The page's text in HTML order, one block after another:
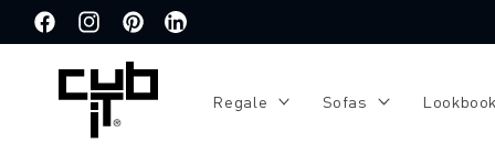
zum
Inhalt
FacebookInstagramPinterestTranslation
Regale Sofas Lookbook